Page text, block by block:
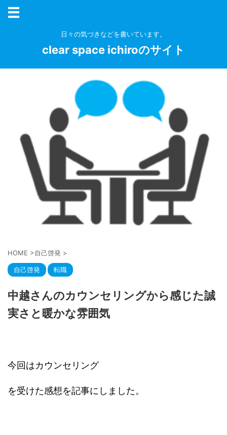
日々の気づきなどを書いています。
clear space ichiroのサイト
HOME >自己啓発 >
自己啓発 転職
中越さんのカウンセリングから感じた誠
実さと暖かな雰囲気
今回はカウンセリング
を受けた感想を記事にしました。